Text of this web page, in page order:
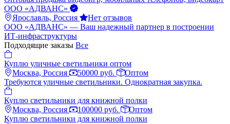
ООО «АДВАНС»
Ярославль, Россия
Нет отзывов
ООО «АДВАНС» — Ваш надежный партнер в построении
ИТ-инфраструктуры
Подходящие заказы Все
Куплю уличные светильники оптом
Москва, Россия
50000 руб.
Оптом
Требуются уличные светильники. Однократная закупка.
Куплю светильники для книжной полки
Москва, Россия
100000 руб.
Оптом
Куплю светильники для книжной полки